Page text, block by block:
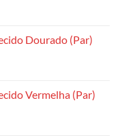
Dourado (Par)
Vermelha (Par)